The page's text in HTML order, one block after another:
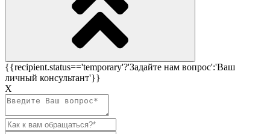
{{recipient.status=='temporary'?'Задайте нам вопрос':'Ваш
личный консультант'}}
Х